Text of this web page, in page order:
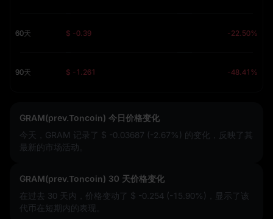
60天 $ -0.39 -22.50%
90天 $ -1.261 -48.41%
GRAM(prev.Toncoin) 今日价格变化
今天，GRAM 记录了 $ -0.03687 (-2.67%) 的变化，反映了其
最新的市场活动。
GRAM(prev.Toncoin) 30 天价格变化
在过去 30 天内，价格变动了 $ -0.254 (-15.90%)
，显示了该
代币在短期内的表现。